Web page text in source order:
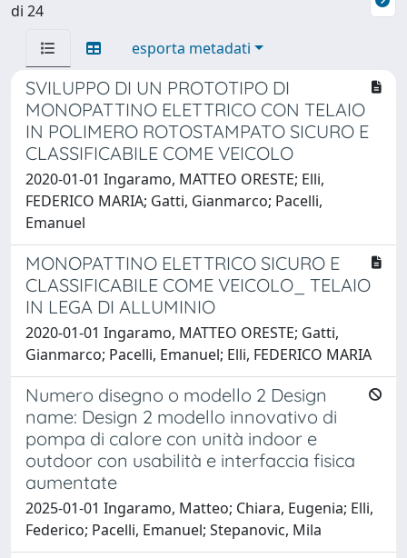
di 24
esporta metadati
SVILUPPO DI UN PROTOTIPO DI
MONOPATTINO ELETTRICO CON TELAIO
IN POLIMERO ROTOSTAMPATO SICURO E
CLASSIFICABILE COME VEICOLO
2020-01-01 Ingaramo, MATTEO ORESTE; Elli,
FEDERICO MARIA; Gatti, Gianmarco; Pacelli,
Emanuel
MONOPATTINO ELETTRICO SICURO E
CLASSIFICABILE COME VEICOLO_ TELAIO
IN LEGA DI ALLUMINIO
2020-01-01 Ingaramo, MATTEO ORESTE; Gatti,
Gianmarco; Pacelli, Emanuel; Elli, FEDERICO MARIA
Numero disegno o modello 2 Design
name: Design 2 modello innovativo di
pompa di calore con unità indoor e
outdoor con usabilità e interfaccia fisica
aumentate
2025-01-01 Ingaramo, Matteo; Chiara, Eugenia; Elli,
Federico; Pacelli, Emanuel; Stepanovic, Mila